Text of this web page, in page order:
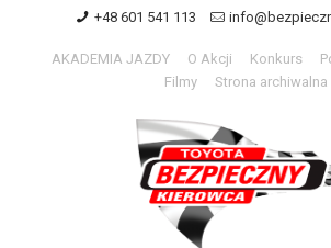
+48 601 541 113
AKADEMIA JAZDY O Akcji Konkurs
Filmy
Strona archiwalna